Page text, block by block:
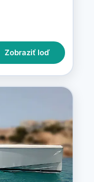
Zobraziť loď